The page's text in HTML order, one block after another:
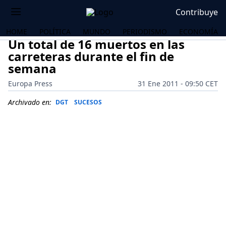
Contribuye
HOME POLÍTICA MUNDO PERIODISMO ECONOMÍA
Un total de 16 muertos en las
carreteras durante el fin de
semana
Europa Press
31 Ene 2011 - 09:50 CET
Archivado en: DGT SUCESOS